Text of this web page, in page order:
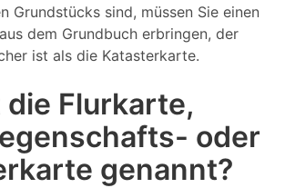
Grundstücks sind, müssen Sie einen
dem Grundbuch erbringen, der
ist als die Katasterkarte.
die Flurkarte,
oder
genannt?